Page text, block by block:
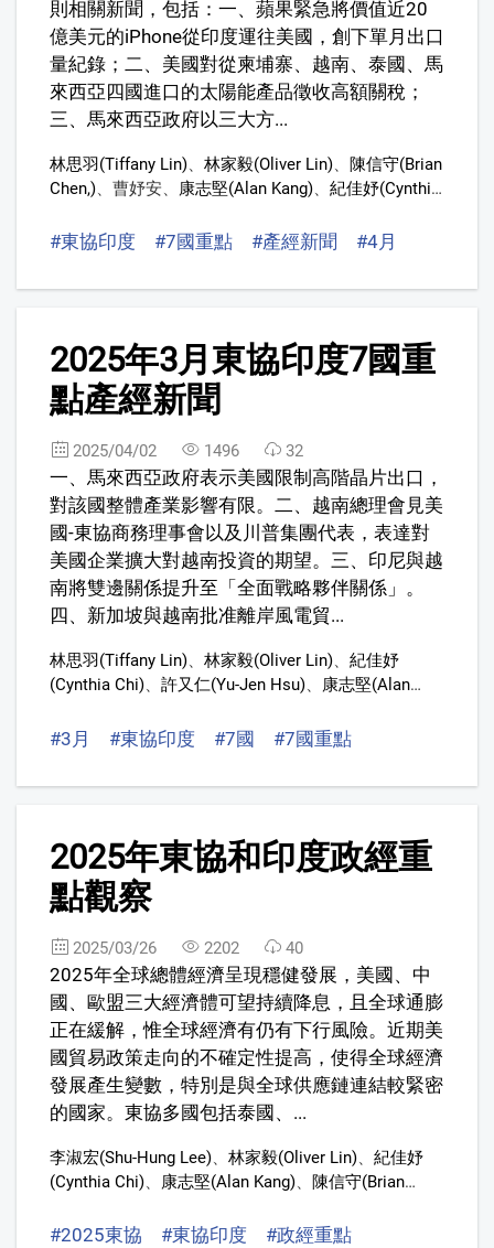
則相關新聞，包括：一、蘋果緊急將價值近20
億美元的iPhone從印度運往美國，創下單月出口
量紀錄；二、美國對從柬埔寨、越南、泰國、馬
來西亞四國進口的太陽能產品徵收高額關稅；
三、馬來西亞政府以三大方...
林思羽(Tiffany Lin) 林家毅(Oliver Lin)
陳信守(Brian
Chen,)
曹妤安 康志堅(Alan Kang)
紀佳妤(Cynthia
#東協印度 #7國重點 #產經新聞 #4月
2025年3月東協印度7國重
點產經新聞
2025/04/02 1496 32
一、馬來西亞政府表示美國限制高階晶片出口，
對該國整體產業影響有限。二、越南總理會見美
國-東協商務理事會以及川普集團代表，表達對
美國企業擴大對越南投資的期望。三、印尼與越
南將雙邊關係提升至「全面戰略夥伴關係」。
四、新加坡與越南批准離岸風電貿...
林思羽(Tiffany Lin)、 林家毅(Oliver Lin)、 紀佳妤
(Cynthia Chi)、 許又仁(Yu-Jen Hsu)、 康志堅(Alan
#3月 #東協印度 #7國 #7國重點
2025年東協和印度政經重
點觀察
2025/03/26 2202 40
2025年全球總體經濟呈現穩健發展，美國、中
國、歐盟三大經濟體可望持續降息，且全球通膨
正在緩解，惟全球經濟有仍有下行風險。近期美
國貿易政策走向的不確定性提高，使得全球經濟
發展產生變數，特別是與全球供應鏈連結較緊密
的國家。東協多國包括泰國、...
李淑宏(Shu-Hung Lee) 林家毅(Oliver Lin)
紀佳妤
(Cynthia Chi)
康志堅(Alan Kang)
陳信守(Brian
#2025東協 #東協印度 #政經重點